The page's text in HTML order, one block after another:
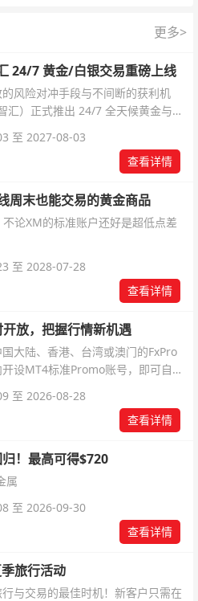
更多>
24/7 黄金/白银交易重磅上线
风险对冲手段与不间断的获利机
）正式推出 24/7 全天候黄金与白
细则。
至 2027-08-03
查看详情
周末也能交易的黄金商品
论XM的标准账户还好是超低点差
至 2028-07-28
查看详情
放，把握行情新机遇
大陆、香港、台湾或澳门的FxPro
设MT4标准Promo账号，即可自动
至 2026-08-28
查看详情
！最高可得$720
属
至 2026-09-30
查看详情
旅行活动
与交易的最佳时机！新客户只需在